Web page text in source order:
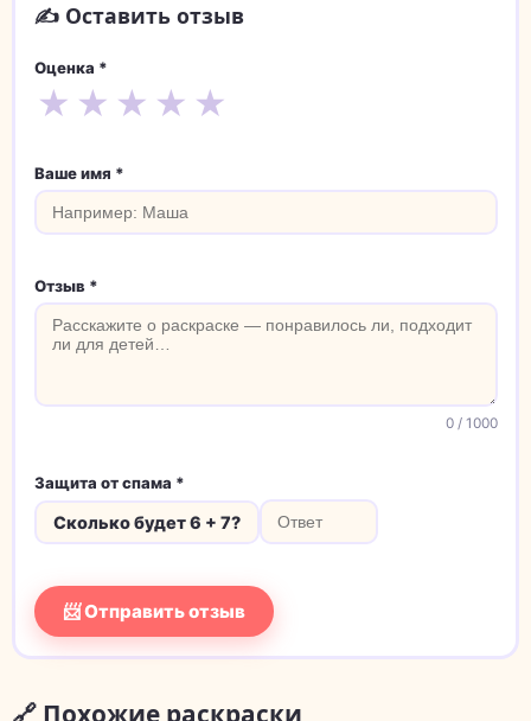
✍️ Оставить отзыв
Оценка *
★ ★ ★ ★ ★
Ваше имя *
Отзыв *
0/ 1000
Защита от спама *
Сколько будет 6 + 7?
📨 Отправить отзыв
🔗 Похожие раскраски